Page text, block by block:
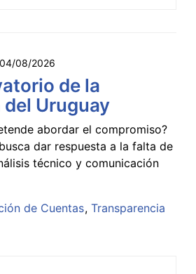
04/08/2026
de la
Uruguay
abordar el compromiso?
dar respuesta a la falta de
técnico y comunicación
de Cuentas Transparencia